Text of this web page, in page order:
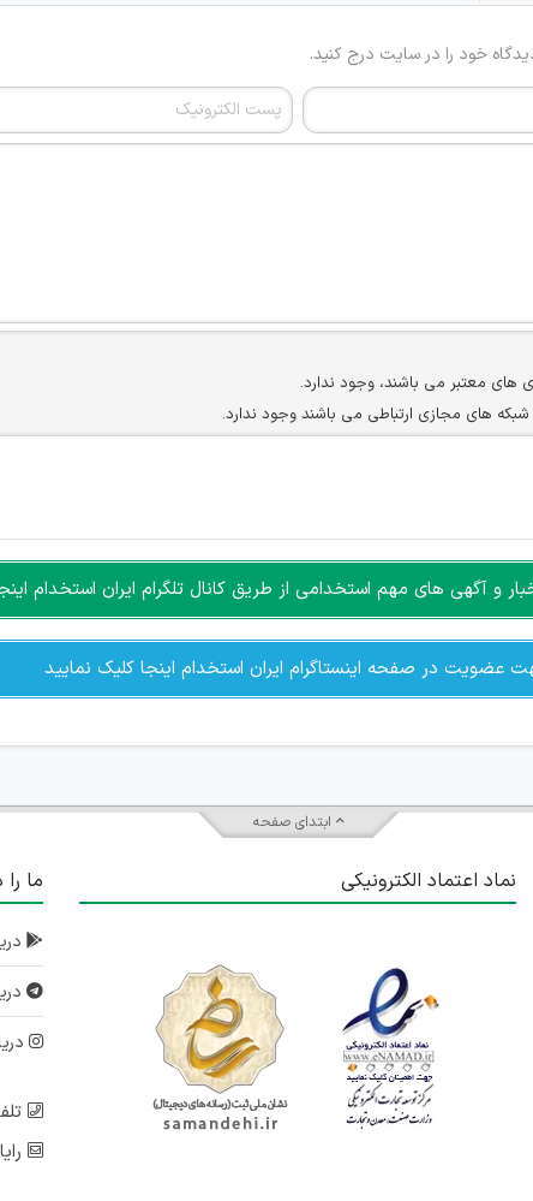
خود را در سایت درج کنید.
های معتبر می باشند، وجود ندارد.
غیر مجاز می باشد.
و چه فردی توسط کاربران سایت وجود ندارد.
و آگهی های مهم استخدامی از طریق کانال تلگرام ایران استخدام
عضویت در صفحه اینستاگرام ایران استخدام اینجا کلیک نمایید
ابتدای صفحه
نماد اعتماد الکترونیکی ما